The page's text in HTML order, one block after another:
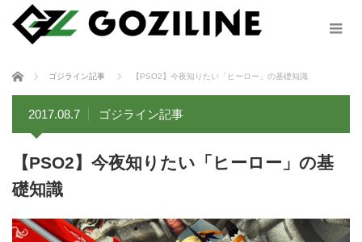
ホーム ゴジライン記事 【PSO2】今夜知りたい「ヒーロー」の基礎知識
2017.08.7 ゴジライン記事
【PSO2】今夜知りたい「ヒーロー」の基
礎知識